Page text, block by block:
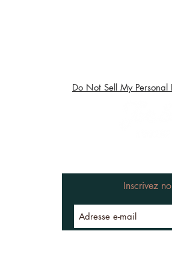
Inscrivez
Do Not Sell My Personal